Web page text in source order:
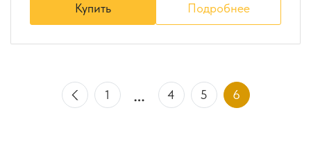
Купить Подробнее
1 … 4 5 6